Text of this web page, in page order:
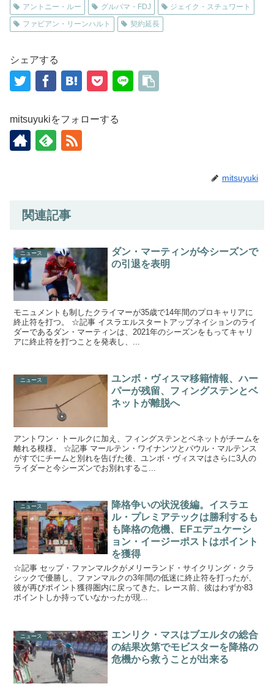
アントニー・ルー グルパマ・FDJ
ジェイク・スチュワート
ファビアン・リーンハルト
契約延長
シェアする
mitsuyukiをフォローする
mitsuyuki
関連記事
ニュース
ダン・マーティンが今シーズンで
の引退を表明
モニュメントも制したクライマーが35歳で14年間のプロキャリアに
終止符を打つ。 ☆記事 イスラエルスタートアップネイションのライ
ダーであるダン・マーティンは、2021年のシーズンをもってキャリ
アに終止符を打つことを発表し、...
ニュース
ユンボ・ヴィスマ移籍情報、ハー
パーが残留、フィングステンとベ
ネットが離脱へ
アントワン・トールクに加え、フィングステンとベネットがチームを
離れる模様。 ☆記事 マールテン・ワイナンツとパウル・マルテンス
がすでにチームと別れを告げた後、ユンボ・ヴィスマはさらに3人の
ライダーと今シーズンでお別れするこ...
ニュース
降格争いの状況後編。イスラエ
ル・プレミアテックは勝利するも
も降格の危機、EFエデュケーシ
ョン・イージーポストはポイント
を獲得
☆記事 セップ・ファンマルクがメリーランド・サイクリング・クラ
シックで優勝し、ファンマルクの3年間の低迷に終止符を打ったが、
彼が再びポイント獲得圏内に戻ってきた。レース前、彼はわずか83
ポイントしか持っていなかったが現...
ニュース
エンリク・マスはブエルタの総合
の結果次第でモビスターを降格の
危機から救うことが出来る